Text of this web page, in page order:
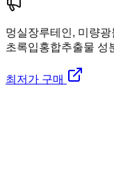
멍실장루테인, 미량
초록입홍합추출물 성
최저가 구매